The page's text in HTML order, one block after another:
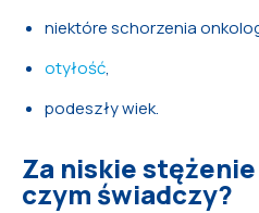
niektóre schorzenia
otyłość,
podeszły wiek.
Za niskie
czym świadczy?